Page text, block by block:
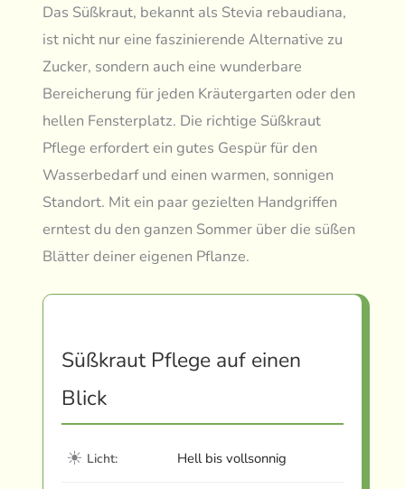
Das Süßkraut, bekannt als Stevia rebaudiana,
ist nicht nur eine faszinierende Alternative zu
Zucker, sondern auch eine wunderbare
Bereicherung für jeden Kräutergarten oder den
hellen Fensterplatz. Die richtige Süßkraut
Pflege erfordert ein gutes Gespür für den
Wasserbedarf und einen warmen, sonnigen
Standort. Mit ein paar gezielten Handgriffen
erntest du den ganzen Sommer über die süßen
Blätter deiner eigenen Pflanze.
Süßkraut Pflege auf einen
Blick
☀ Licht: Hell bis vollsonnig